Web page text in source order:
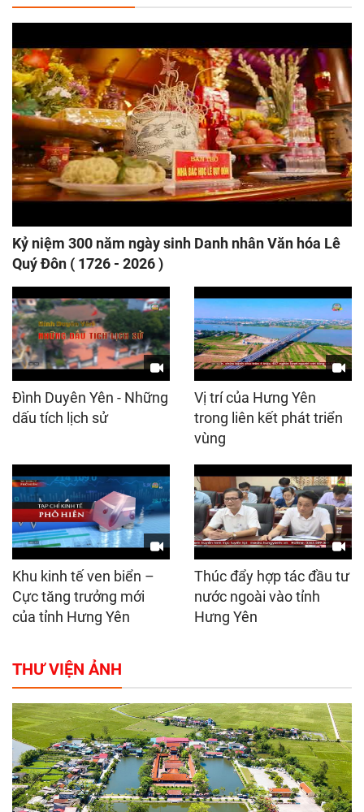
Kỷ niệm 300 năm ngày sinh Danh nhân Văn hóa Lê
Quý Đôn ( 1726 - 2026 )
Đình Duyên Yên - Những
dấu tích lịch sử
Vị trí của Hưng Yên
trong liên kết phát triển
vùng
Khu kinh tế ven biển –
Cực tăng trưởng mới
của tỉnh Hưng Yên
Thúc đẩy hợp tác đầu tư
nước ngoài vào tỉnh
Hưng Yên
THƯ VIỆN ẢNH